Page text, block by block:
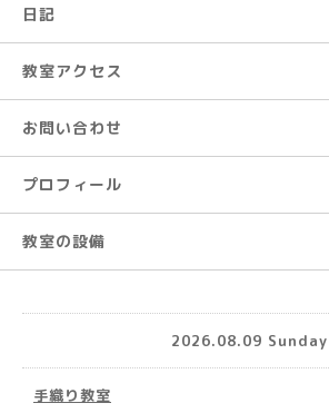
日記
教室アクセス
お問い合わせ
プロフィール
教室の設備
2026.08.09 Sunday
手織り教室